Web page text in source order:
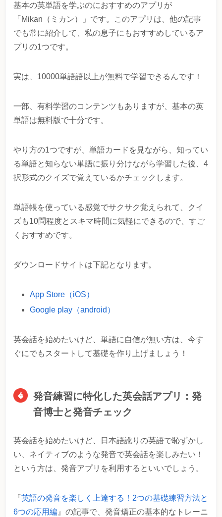
基本の英単語を学ぶのにおすすめのアプリが
「Mikan（ミカン）」です。このアプリは、他の記事
でも常に紹介して、私の息子にもおすすめしているア
プリの1つです。
実は、10000単語語以上が無料で学習できるんです！
一部、有料学習のコンテンツもありますが、基本の英
単語は無料版で十分です。
やり方の1つですが、単語カードを見ながら、知ってい
る単語と知らない単語に振り分けながら学習した後、4
択形式のクイズで覚えているかチェックします。
単語帳を使っている感覚でサクサク覚えられて、クイ
ズも10問程度とスキマ時間に気軽にできるので、すご
くおすすめです。
ダウンロードサイトは下記となります。
App Store（iOS）
Google play（android）
英会話を始めたいけど、単語に自信が無い方は、今す
ぐにでもスタートして基礎を作り上げましょう！
発音練習に特化した英会話アプリ：発
音博士と発音チェック
英会話を始めたいけど、日本語訛りの英語で恥ずかし
い、ネイティブのような発音で英会話を楽しみたい！
という方は、発音アプリを利用するといいでしょう。
『英語の発音を楽しく上達する！2つの基礎練習方法と
6つの応用編 』の記事で、発音矯正の基本的なトレーニ